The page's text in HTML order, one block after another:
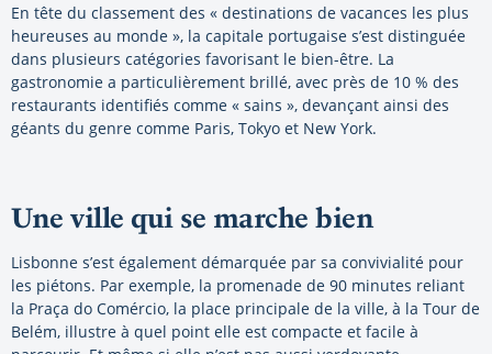
En tête du classement des « destinations de vacances les plus
heureuses au monde », la capitale portugaise s’est distinguée
dans plusieurs catégories favorisant le bien-être. La
gastronomie a particulièrement brillé, avec près de 10 % des
restaurants identifiés comme « sains », devançant ainsi des
géants du genre comme Paris, Tokyo et New York.
Une ville qui se marche bien
Lisbonne s’est également démarquée par sa convivialité pour
les piétons. Par exemple, la promenade de 90 minutes reliant
la Praça do Comércio, la place principale de la ville, à la Tour de
Belém, illustre à quel point elle est compacte et facile à